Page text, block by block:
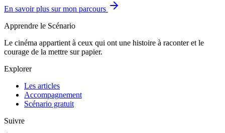
En savoir plus sur mon parcours
Apprendre le Scénario
Le cinéma appartient à ceux qui ont une histoire à raconter et le
courage de la mettre sur papier.
Explorer
Les articles
Accompagnement
Scénario gratuit
Suivre